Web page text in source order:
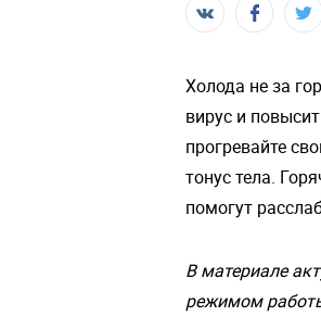
Холода не за
вирус и
прогревайте
тонус тела.
помогут
В материале
режимом